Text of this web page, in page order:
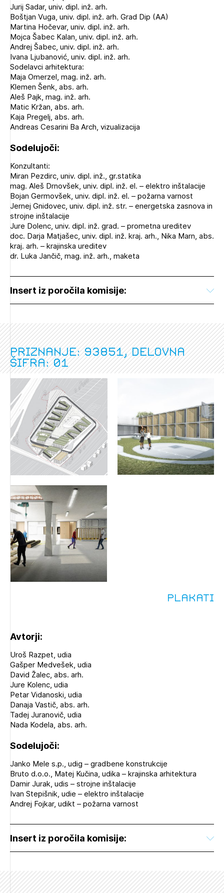
Izbrana vsebina je namenjena le ZAPS
registriranim uporabnikom. Da lahko do nje
dostopate, se je potrebno prijaviti.
PRIJAVITE SE REGISTRIRAJTE SE
Jurij Sadar, univ. dipl. inž. arh.
Boštjan Vuga, univ. dipl. inž. arh. Grad Dip (AA)
Martina Hočevar, univ. dipl. inž. arh.
Mojca Šabec Kalan, univ. dipl. inž. arh.
Andrej Šabec, univ. dipl. inž. arh.
Ivana Ljubanović, univ. dipl. inž. arh.
Sodelavci arhitektura:
Maja Omerzel, mag. inž. arh.
Klemen Šenk, abs. arh.
Aleš Pajk, mag. inž. arh.
Matic Kržan, abs. arh.
Kaja Pregelj, abs. arh.
Andreas Cesarini Ba Arch, vizualizacija
Sodelujoči:
Konzultanti:
Miran Pezdirc, univ. dipl. inž., gr.statika
mag. Aleš Drnovšek, univ. dipl. inž. el. – elektro inštalacije
Bojan Germovšek, univ. dipl. inž. el. – požarna varnost
Jernej Gnidovec, univ. dipl. inž. str. – energetska zasnova in
strojne inštalacije
Jure Dolenc, univ. dipl. inž. grad. – prometna ureditev
doc. Darja Matjašec, univ. dipl. inž. kraj. arh., Nika Marn, abs.
kraj. arh. – krajinska ureditev
dr. Luka Jančič, mag. inž. arh., maketa
Insert iz poročila komisije:
Priznanje: 93851, delovna
šifra: 01
Plakati
Avtorji:
Uroš Razpet, udia
Gašper Medvešek, udia
David Žalec, abs. arh.
Jure Kolenc, udia
Petar Vidanoski, udia
Danaja Vastič, abs. arh.
Tadej Juranovič, udia
Nada Kodela, abs. arh.
Sodelujoči:
Janko Mele s.p., udig – gradbene konstrukcije
Bruto d.o.o., Matej Kučina, udika – krajinska arhitektura
Damir Jurak, udis – strojne inštalacije
Ivan Stepišnik, udie – elektro inštalacije
Andrej Fojkar, udikt – požarna varnost
Insert iz poročila komisije: